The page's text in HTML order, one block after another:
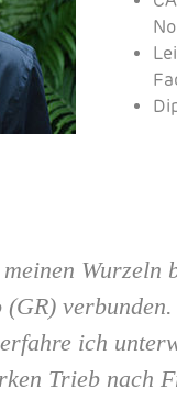
Wurzeln
(GR)
ich
Trieb nach